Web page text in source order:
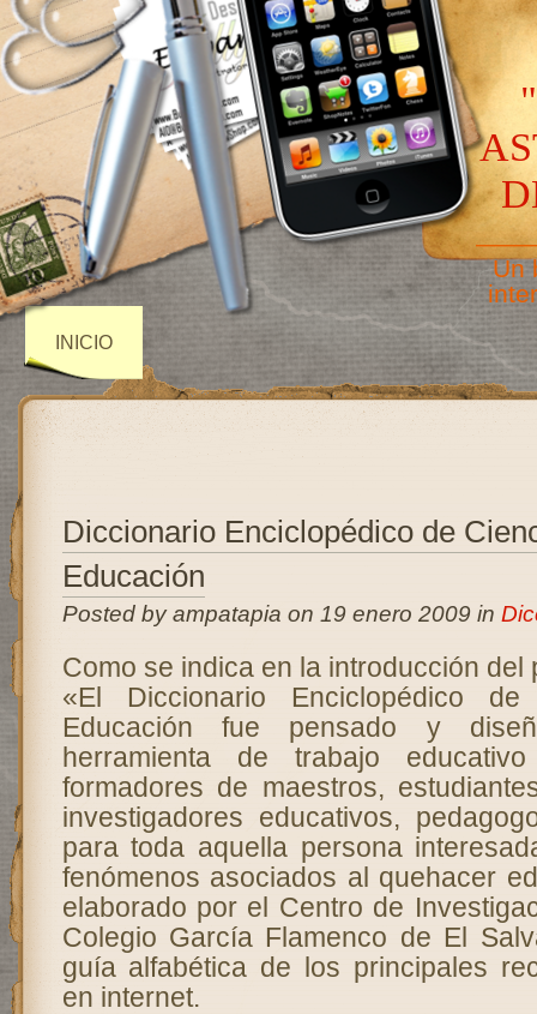
Un
INICIO
Diccionario Enciclopédico de
Educación
Posted by ampatapia on 19 enero 2009 in
Como se indica en la introducción del
«El Diccionario Enciclopédico
Educación fue pensado y
herramienta de trabajo
formadores de maestros,
investigadores educativos,
para toda aquella persona
fenómenos asociados al quehacer
elaborado por el Centro de
Colegio García Flamenco de El
guía alfabética de los principales
en internet.